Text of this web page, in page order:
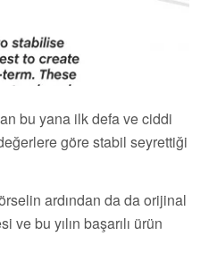
bu yana ilk defa ve ciddi
göre stabil seyrettiği
ardından da da orijinal
ve bu yılın başarılı ürün